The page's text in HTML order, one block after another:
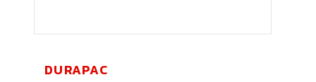
DURAPAC